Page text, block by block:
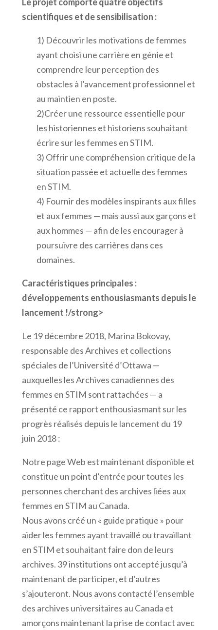
scientifiques et de sensibilisation :
1) Découvrir les motivations de femmes
ayant choisi une carrière en génie et
comprendre leur perception des
obstacles à l’avancement professionnel et
au maintien en poste.
2)Créer une ressource essentielle pour
les historiennes et historiens souhaitant
écrire sur les femmes en STIM.
3) Offrir une compréhension critique de la
situation passée et actuelle des femmes
en STIM.
4) Fournir des modèles inspirants aux filles
et aux femmes — mais aussi aux garçons et
aux hommes — afin de les encourager à
poursuivre des carrières dans ces
domaines.
Caractéristiques principales :
développements enthousiasmants depuis le
lancement !/strong>
Le 19 décembre 2018, Marina Bokovay,
responsable des Archives et collections
spéciales de l’Université d’Ottawa —
auxquelles les Archives canadiennes des
femmes en STIM sont rattachées — a
présenté ce rapport enthousiasmant sur les
progrès réalisés depuis le lancement du 19
juin 2018 :
Notre page Web est maintenant disponible et
constitue un point d’entrée pour toutes les
personnes cherchant des archives liées aux
femmes en STIM au Canada.
Nous avons créé un « guide pratique » pour
aider les femmes ayant travaillé ou travaillant
en STIM et souhaitant faire don de leurs
archives. 39 institutions ont accepté jusqu’à
maintenant de participer, et d’autres
s’ajouteront. Nous avons contacté l’ensemble
des archives universitaires au Canada et
amorçons maintenant la prise de contact avec